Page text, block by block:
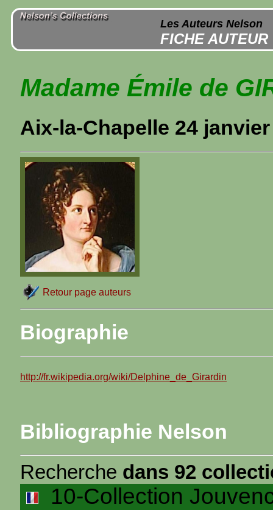
Les Auteurs Nelson
FICHE AUTEUR
Madame Émile de
Aix-la-Chapelle 24
Retour page auteurs
Biographie
http://fr.wikipedia.org/wiki/Delphine_de_Girardin
Bibliographie Nelson
Recherche dans 92
10-Collection